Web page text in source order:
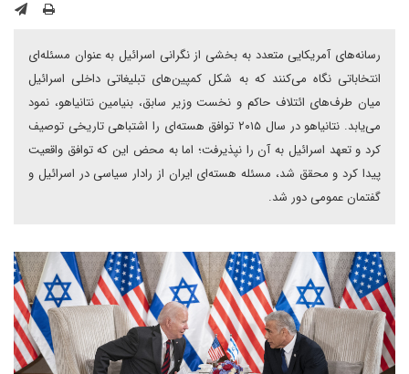
رسانه‌های آمریکایی متعدد به بخشی از نگرانی اسرائیل به عنوان مسئله‌ای
انتخاباتی نگاه می‌کنند که به شکل کمپین‌های تبلیغاتی داخلی اسرائیل
میان طرف‌های ائتلاف حاکم و نخست وزیر سابق، بنیامین نتانیاهو، نمود
می‌یابد. نتانیاهو در سال ۲۰۱۵ توافق هسته‌ای را اشتباهی تاریخی توصیف
کرد و تعهد اسرائیل به آن را نپذیرفت؛ اما به محض این که توافق واقعیت
پیدا کرد و محقق شد، مسئله هسته‌ای ایران از رادار سیاسی در اسرائیل و
گفتمان عمومی دور شد.